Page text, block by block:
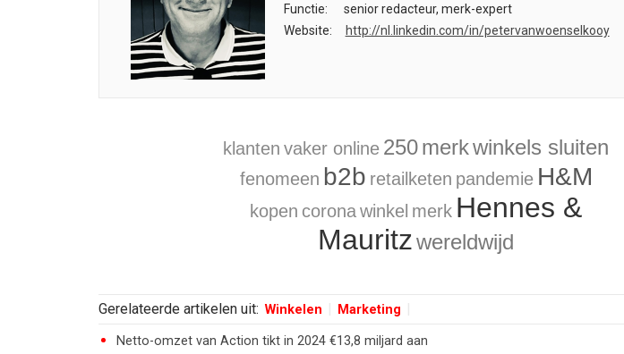
Functie:
senior redacteur, merk-expert
Website:
http://nl.linkedin.com/in/petervanwoenselkooy
klanten vaker online 250merkwinkels sluiten
fenomeen b2b retailketen pandemie H&M
kopen coronawinkel merk Hennes &
Mauritzwereldwijd
Gerelateerde artikelen uit: Winkelen Marketing
Netto-omzet van Action tikt in 2024 €13,8 miljard aan